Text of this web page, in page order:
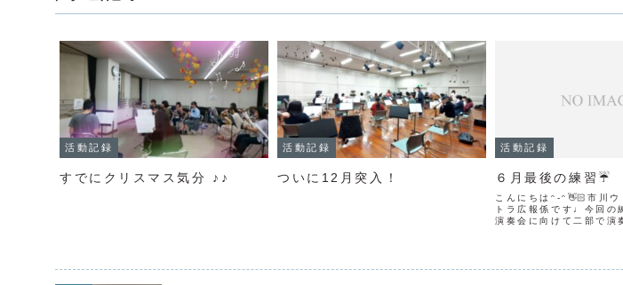
活動記録
すでにクリスマス気分 ♪♪
活動記録
ついに12月突入！
活動記録
６月最後の練習☔️
こんにちはᵔ-ᵔ👋🏻市川ウ
トラ広報係です♩今回の
演奏会に向けて二部で演